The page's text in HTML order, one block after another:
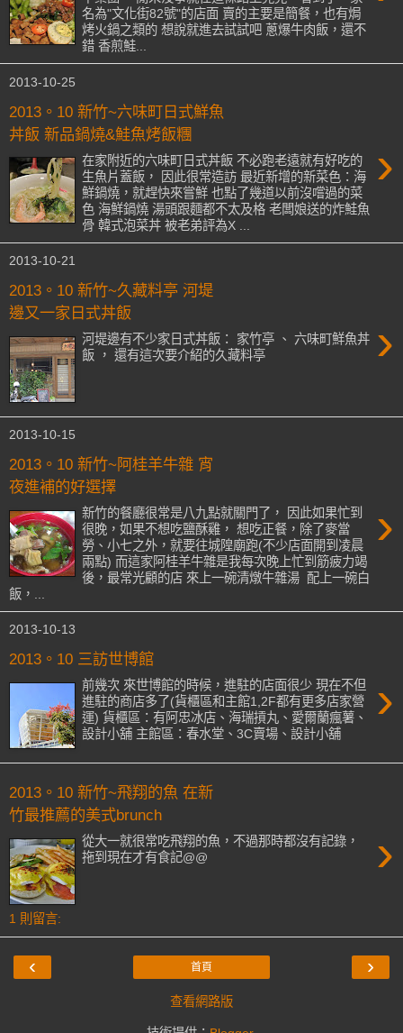
名為"文化街82號"的店面 賣的主要是簡餐，也有焗
烤火鍋之類的 想說就進去試試吧 蔥爆牛肉飯，還不
錯 香煎鮭...
2013-10-25
2013。10 新竹~六味町日式鮮魚
丼飯 新品鍋燒&鮭魚烤飯糰
›
在家附近的六味町日式丼飯 不必跑老遠就有好吃的
生魚片蓋飯， 因此很常造訪 最近新增的新菜色：海
鮮鍋燒，就趕快來嘗鮮 也點了幾道以前沒嚐過的菜
色 海鮮鍋燒 湯頭跟麵都不太及格 老闆娘送的炸鮭魚
骨 韓式泡菜丼 被老弟評為X ...
2013-10-21
2013。10 新竹~久藏料亭 河堤
邊又一家日式丼飯
›
河堤邊有不少家日式丼飯： 家竹亭 、 六味町鮮魚丼
飯 ， 還有這次要介紹的久藏料亭
2013-10-15
2013。10 新竹~阿桂羊牛雜 宵
夜進補的好選擇
›
新竹的餐廳很常是八九點就關門了， 因此如果忙到
很晚，如果不想吃鹽酥雞， 想吃正餐，除了麥當
勞、小七之外，就要往城隍廟跑(不少店面開到凌晨
兩點) 而這家阿桂羊牛雜是我每次晚上忙到筋疲力竭
後，最常光顧的店 來上一碗清燉牛雜湯 配上一碗白
飯，...
2013-10-13
2013。10 三訪世博館
›
前幾次 來世博館的時候，進駐的店面很少 現在不但
進駐的商店多了(貨櫃區和主館1,2F都有更多店家營
運) 貨櫃區：有阿忠冰店、海瑞摃丸、愛爾蘭瘋薯、
設計小舖 主館區：春水堂、3C賣場、設計小舖
2013。10 新竹~飛翔的魚 在新
竹最推薦的美式brunch
›
從大一就很常吃飛翔的魚，不過那時都沒有記錄，
拖到現在才有食記@@
1 則留言:
‹ ›
首頁
查看網路版